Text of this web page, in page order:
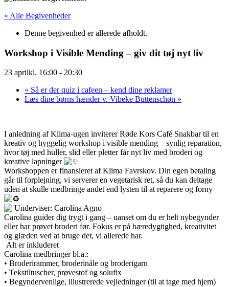
« Alle Begivenheder
Denne begivenhed er allerede afholdt.
Workshop i Visible Mending – giv dit tøj nyt liv
23 aprilkl. 16:00 - 20:30
« Så er der quiz i cafeen – kend dine reklamer
Læs dine børns hænder v. Vibeke Buttenschøn »
I anledning af Klima-ugen inviterer Røde Kors Café Snakbar til en
kreativ og hyggelig workshop i visible mending – synlig reparation,
hvor tøj med huller, slid eller pletter får nyt liv med broderi og
kreative lapninger
Workshoppen er finansieret af Klima Favrskov. Din egen betaling
går til forplejning, vi serverer en vegetarisk ret, så du kan deltage
uden at skulle medbringe andet end lysten til at reparere og forny
Underviser: Carolina Agno
Carolina guider dig trygt i gang – uanset om du er helt nybegynder
eller har prøvet broderi før. Fokus er på bæredygtighed, kreativitet
og glæden ved at bruge det, vi allerede har.
Alt er inkluderet
Carolina medbringer bl.a.:
• Broderirammer, broderinåle og broderigarn
• Tekstiltuscher, prøvestof og solufix
• Begyndervenlige, illustrerede vejledninger (til at tage med hjem)